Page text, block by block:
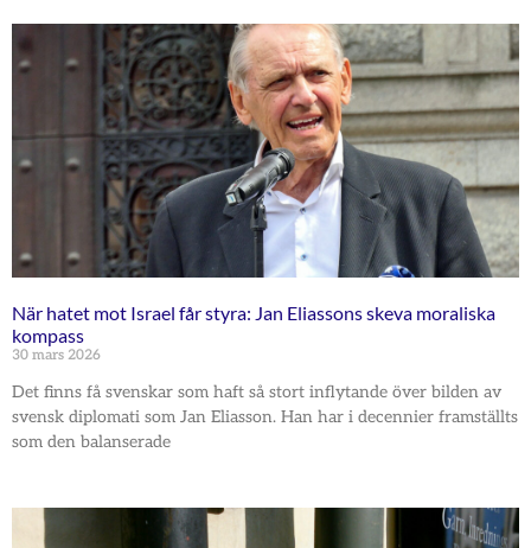
När hatet mot Israel får styra: Jan Eliassons skeva moraliska
kompass
30 mars 2026
Det finns få svenskar som haft så stort inflytande över bilden av
svensk diplomati som Jan Eliasson. Han har i decennier framställts
som den balanserade